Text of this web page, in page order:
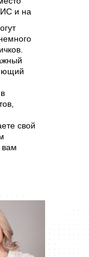
и на
свой
вам